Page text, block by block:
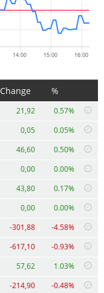
Change %
21,92 0.57%
0,05 0.05%
46,60 0.50%
0,00 0.00%
43,80 0.17%
0,00 0.00%
-301,88 -4.58%
-617,10 -0.93%
57,62 1.03%
-214,90 -0.48%